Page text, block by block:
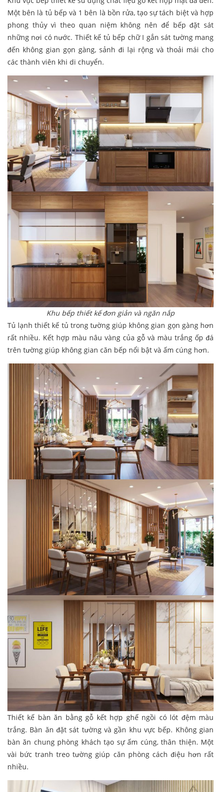
Một bên là tủ bếp và 1 bên là bồn rửa, tạo sự tách biệt và hợp
phong thủy vì theo quan niệm không nên để bếp đặt sát
những nơi có nước. Thiết kế tủ bếp chữ I gắn sát tường mang
đến không gian gọn gàng, sảnh đi lại rộng và thoải mái cho
các thành viên khi di chuyển.
Khu bếp thiết kế đơn giản và ngăn nắp
Tủ lạnh thiết kế tủ trong tường giúp không gian gọn gàng hơn
rất nhiều. Kết hợp màu nâu vàng của gỗ và màu trắng ốp đá
trên tường giúp không gian căn bếp nổi bật và ấm cúng hơn.
Thiết kế bàn ăn bằng gỗ kết hợp ghế ngồi có lót đệm màu
trắng. Bàn ăn đặt sát tường và gần khu vực bếp. Không gian
bàn ăn chung phòng khách tạo sự ấm cúng, thân thiện. Một
vài bức tranh treo tường giúp căn phòng cách điệu hơn rất
nhiều.